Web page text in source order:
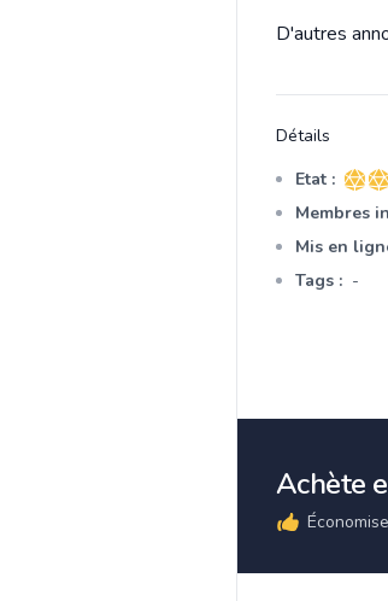
D'autres
Détails
Etat : 5 sur
Membres
Mis en
Tags : -
Achète